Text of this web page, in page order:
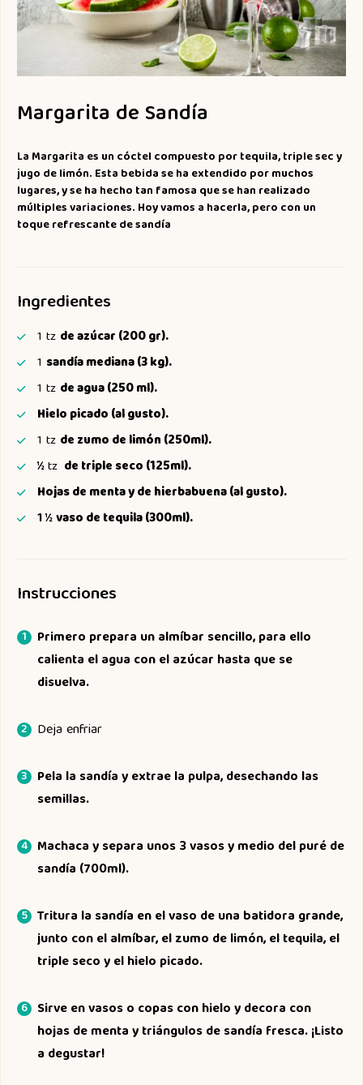
Margarita de Sandía
La Margarita es un cóctel compuesto por tequila, triple sec y
jugo de limón. Esta bebida se ha extendido por muchos
lugares, y se ha hecho tan famosa que se han realizado
múltiples variaciones. Hoy vamos a hacerla, pero con un
toque refrescante de sandía
Ingredientes
1 tz de azúcar (200 gr).
1 sandía mediana (3 kg).
1 tz de agua (250 ml).
Hielo picado (al gusto).
1 tz de zumo de limón (250ml).
½tz de triple seco (125ml).
Hojas de menta y de hierbabuena (al gusto).
1 ½vaso de tequila (300ml).
Instrucciones
Primero prepara un almíbar sencillo, para ello
calienta el agua con el azúcar hasta que se
disuelva.
Deja enfriar
Pela la sandía y extrae la pulpa, desechando las
semillas.
Machaca y separa unos 3 vasos y medio del puré de
sandía (700ml).
Tritura la sandía en el vaso de una batidora grande,
junto con el almíbar, el zumo de limón, el tequila, el
triple seco y el hielo picado.
Sirve en vasos o copas con hielo y decora con
hojas de menta y triángulos de sandía fresca. ¡Listo
a degustar!